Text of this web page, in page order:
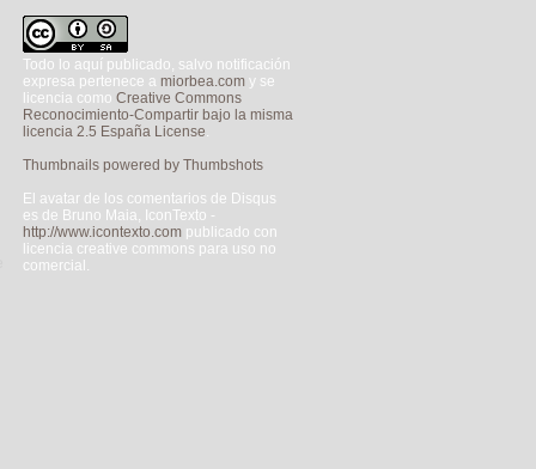
Todo lo aquí publicado, salvo notificación
expresa pertenece a miorbea.com y se
licencia como Creative Commons
Reconocimiento-Compartir bajo la misma
licencia 2.5 España License.
Thumbnails powered by Thumbshots
El avatar de los comentarios de Disqus
es de Bruno Maia, IconTexto -
http://www.icontexto.com publicado con
licencia creative commons para uso no
comercial.